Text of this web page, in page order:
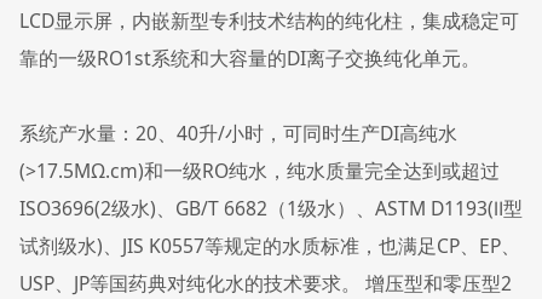
LCD显示屏，内嵌新型专利技术结构的纯化柱，集成稳定可
靠的一级RO1st系统和大容量的DI离子交换纯化单元。
系统产水量：20、40升/小时，可同时生产DI高纯水
(>17.5MΩ.cm)和一级RO纯水，纯水质量完全达到或超过
ISO3696(2级水)、GB/T 6682（1级水）、ASTM D1193(Ⅱ型
试剂级水)、JIS K0557等规定的水质标准，也满足CP、EP、
USP、JP等国药典对纯化水的技术要求。 增压型和零压型2